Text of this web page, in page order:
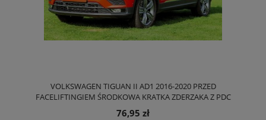
VOLKSWAGEN TIGUAN II AD1 2016-2020 PRZED
FACELIFTINGIEM ŚRODKOWA KRATKA ZDERZAKA Z PDC
5NA853677C
76,95 zł